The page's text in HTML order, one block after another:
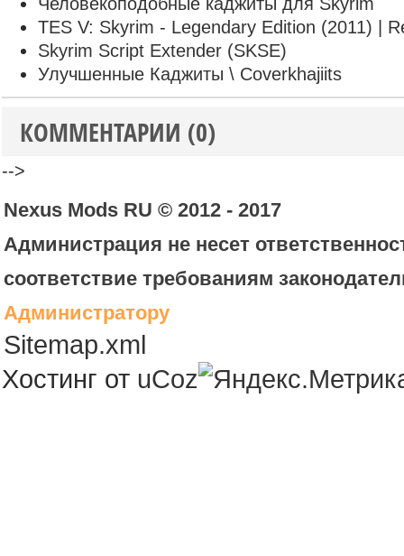
TES V: Skyrim - Legendary Edition (2011) |
Skyrim Script Extender (SKSE)
Улучшенные Каджиты \ Coverkhajiits
КОММЕНТАРИИ (0)
-->
Nexus Mods RU © 2012 - 2017
Администрация не несет
соответствие требованиям
Администратору
Sitemap.xml
Хостинг от uCoz